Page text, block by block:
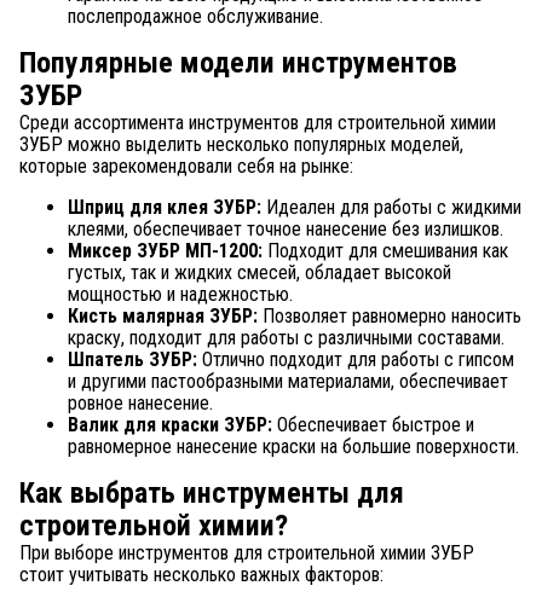
послепродажное обслуживание.
Популярные модели инструментов
ЗУБР
Среди ассортимента инструментов для строительной химии
ЗУБР можно выделить несколько популярных моделей,
которые зарекомендовали себя на рынке:
Шприц для клея ЗУБР: Идеален для работы с жидкими
клеями, обеспечивает точное нанесение без излишков.
Миксер ЗУБР МП-1200: Подходит для смешивания как
густых, так и жидких смесей, обладает высокой
мощностью и надежностью.
Кисть малярная ЗУБР: Позволяет равномерно наносить
краску, подходит для работы с различными составами.
Шпатель ЗУБР: Отлично подходит для работы с гипсом
и другими пастообразными материалами, обеспечивает
ровное нанесение.
Валик для краски ЗУБР: Обеспечивает быстрое и
равномерное нанесение краски на большие поверхности.
Как выбрать инструменты для
строительной химии?
При выборе инструментов для строительной химии ЗУБР
стоит учитывать несколько важных факторов: